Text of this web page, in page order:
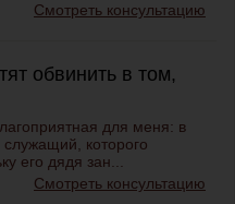
Смотреть консультацию
обвинить в том,
для меня: в
которого
его дядя зан...
Смотреть консультацию